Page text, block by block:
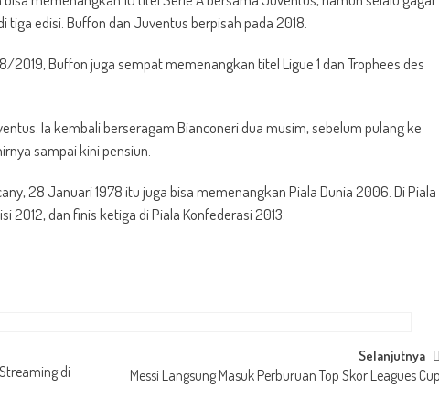
tiga edisi. Buffon dan Juventus berpisah pada 2018.
2019, Buffon juga sempat memenangkan titel Ligue 1 dan Trophees des
Ia kembali berseragam Bianconeri dua musim, sebelum pulang ke
sampai kini pensiun.
28 Januari 1978 itu juga bisa memenangkan Piala Dunia 2006. Di Piala
2012, dan finis ketiga di Piala Konfederasi 2013.
di
Selanjutnya
Messi Langsung Masuk Perburuan Top Skor Leagues